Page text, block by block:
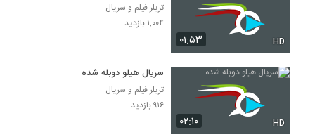
۰۱:۵۳ HD
تریلر فیلم و سریال
۱,۰۰۴ بازدید
۰۲:۱۰ HD
سریال هیلو دوبله شده
تریلر فیلم و سریال
۹۱۶ بازدید